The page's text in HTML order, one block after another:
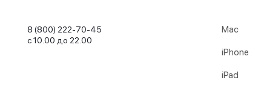
8 (800) 222-70-45
с 10.00 до 22.00
Mac
iPhone
iPad